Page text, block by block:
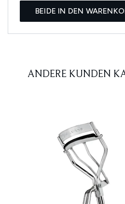
BEIDE IN DEN
ANDERE KUNDEN